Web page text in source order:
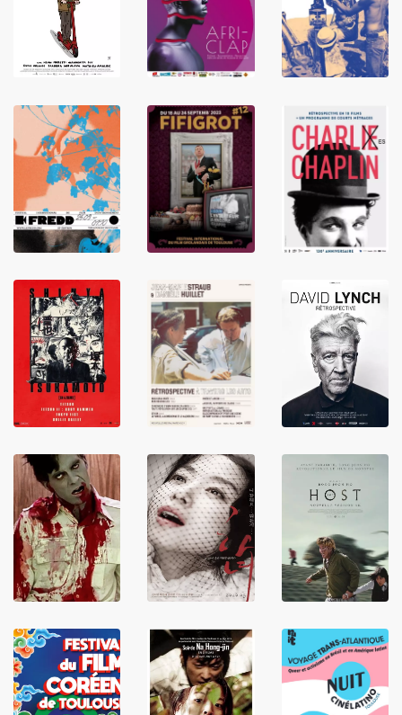
LIRE
LIRE LIRE
LIRE LIRE LIRE
LIRE LIRE
LIRE
LIRE LIRE LIRE